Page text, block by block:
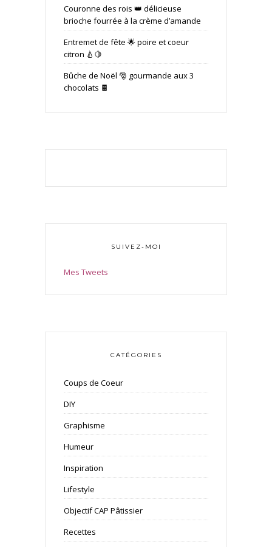
Couronne des rois 👑 délicieuse
brioche fourrée à la crème d’amande
Entremet de fête 🌟 poire et coeur
citron 🍐🍋
Bûche de Noël 🎅 gourmande aux 3
chocolats 🍫
SUIVEZ-MOI
Mes Tweets
CATÉGORIES
Coups de Coeur
DIY
Graphisme
Humeur
Inspiration
Lifestyle
Objectif CAP Pâtissier
Recettes